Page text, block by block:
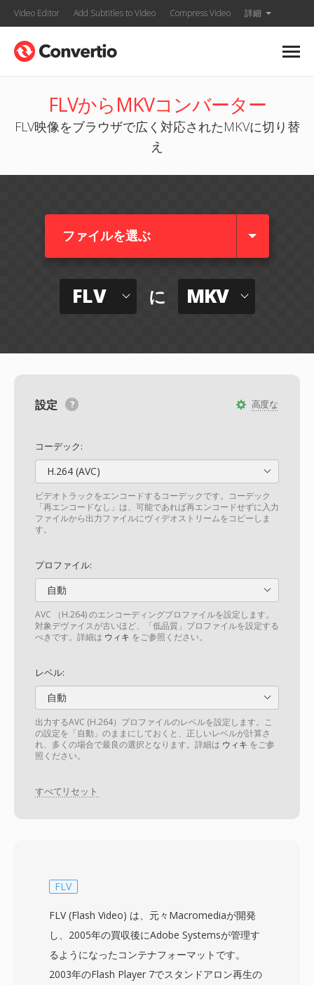
Video Editor Add Subtitles to Video Compress Video 詳細
FLVからMKVコンバーター
FLV映像をブラウザで広く対応されたMKVに切り替
え
ファイルを選ぶ
FLV に MKV
高度な
設定
コーデック:
H.264 (AVC)
ビデオトラックをエンコードするコーデックです。コーデック
「再エンコードなし」は、可能であれば再エンコードせずに入力
ファイルから出力ファイルにヴィデオストリームをコピーしま
す。
プロファイル:
自動
AVC （H.264) のエンコーディングプロファイルを設定します。
対象デヴァイスが古いほど、「低品質」プロファイルを設定する
べきです。詳細は ウィキ をご参照ください。
レベル:
自動
出力するAVC (H.264）プロファイルのレベルを設定します。こ
の設定を「自動」のままにしておくと、正しいレベルが計算さ
れ、多くの場合で最良の選択となります。詳細は ウィキ をご参
照ください。
すべてリセット
FLV
FLV (Flash Video) は、元々Macromediaが開発
し、2005年の買収後にAdobe Systemsが管理す
るようになったコンテナフォーマットです。
2003年のFlash Player 7でスタンドアロン再生の